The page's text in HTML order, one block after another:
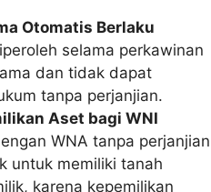
Otomatis Berlaku
selama perkawinan
dan tidak dapat
tanpa perjanjian.
Aset bagi WNI
WNA tanpa perjanjian
untuk memiliki tanah
karena kepemilikan